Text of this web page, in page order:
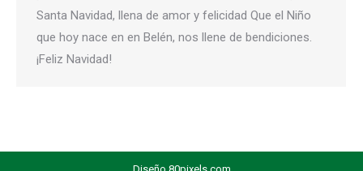
Santa Navidad, llena de amor y felicidad Que el Niño
que hoy nace en en Belén, nos llene de bendiciones.
¡Feliz Navidad!